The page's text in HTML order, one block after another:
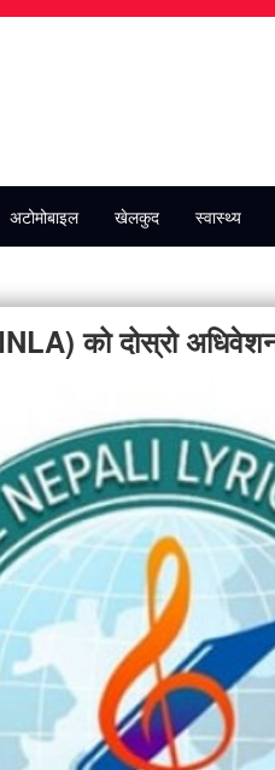
अटोमोबाइल खेलकुद स्वास्थ्य
को दोस्रो
झल्कियो बरिलै” सार्वजनिक
18.5K shares
जोड